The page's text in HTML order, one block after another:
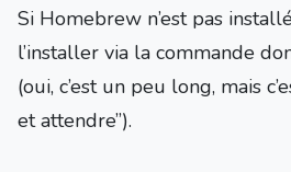
Si Homebrew n’est pas
l’installer via la commande
(oui, c’est un peu long, mais
et attendre”).